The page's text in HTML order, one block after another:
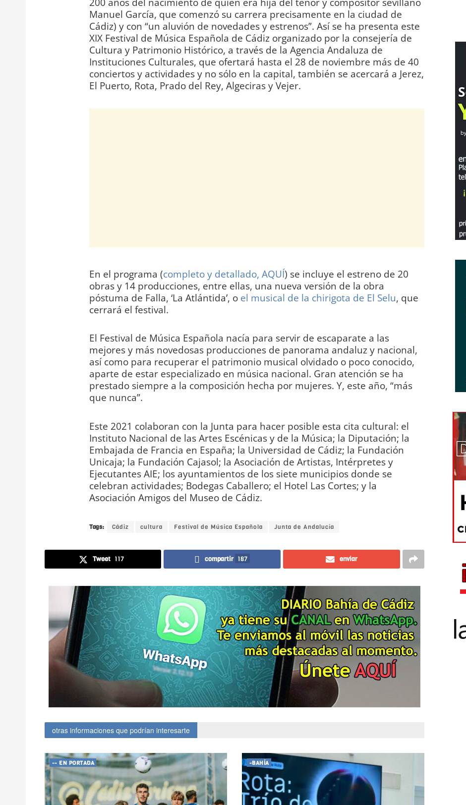
Manuel García, que comenzó su carrera precisamente en la ciudad de
Cádiz) y con “un aluvión de novedades y estrenos”. Así se ha presenta este
XIX Festival de Música Española de Cádiz organizado por la consejería de
Cultura y Patrimonio Histórico, a través de la Agencia Andaluza de
Instituciones Culturales, que ofertará hasta el 28 de noviembre más de 40
conciertos y actividades y no sólo en la capital, también se acercará a Jerez,
El Puerto, Rota, Prado del Rey, Algeciras y Vejer.
En el programa (completo y detallado, AQUÍ) se incluye el estreno de 20
obras y 14 producciones, entre ellas, una nueva versión de la obra
póstuma de Falla, ‘La Atlántida’, o el musical de la chirigota de El Selu, que
cerrará el festival.
El Festival de Música Española nacía para servir de escaparate a las
mejores y más novedosas producciones de panorama andaluz y nacional,
así como para recuperar el patrimonio musical olvidado o poco conocido,
aparte de estar especializado en música nacional. Gran atención se ha
prestado siempre a la composición hecha por mujeres. Y, este año, “más
que nunca”.
Este 2021 colaboran con la Junta para hacer posible esta cita cultural: el
Instituto Nacional de las Artes Escénicas y de la Música; la Diputación; la
Embajada de Francia en España; la Universidad de Cádiz; la Fundación
Unicaja; la Fundación Cajasol; la Asociación de Artistas, Intérpretes y
Ejecutantes AIE; los ayuntamientos de los siete municipios donde se
celebran actividades; Bodegas Caballero; el Hotel Las Cortes; y la
Asociación Amigos del Museo de Cádiz.
Tags: Cádiz cultura Festival de Música Española Junta de Andalucía
Tweet 117 compartir 187 enviar
otras informaciones que podrían interesarte
-- EN PORTADA -BAHÍA